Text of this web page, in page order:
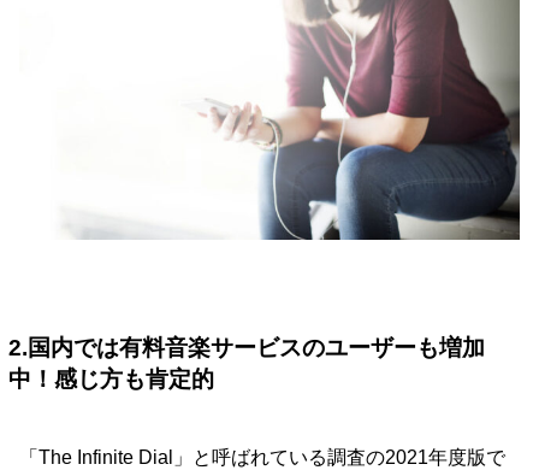
2.国内では有料音楽サービスのユーザーも増加
中！感じ方も肯定的
「The Infinite Dial」と呼ばれている調査の2021年度版で